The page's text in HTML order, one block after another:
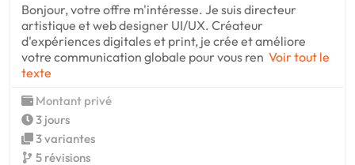
Bonjour, votre offre m'intéresse. Je suis directeur
artistique et web designer UI/UX. Créateur
d'expériences digitales et print, je crée et améliore
votre communication globale pour vous ren Voir tout le
texte
Montant privé
3 jours
3 variantes
5 révisions